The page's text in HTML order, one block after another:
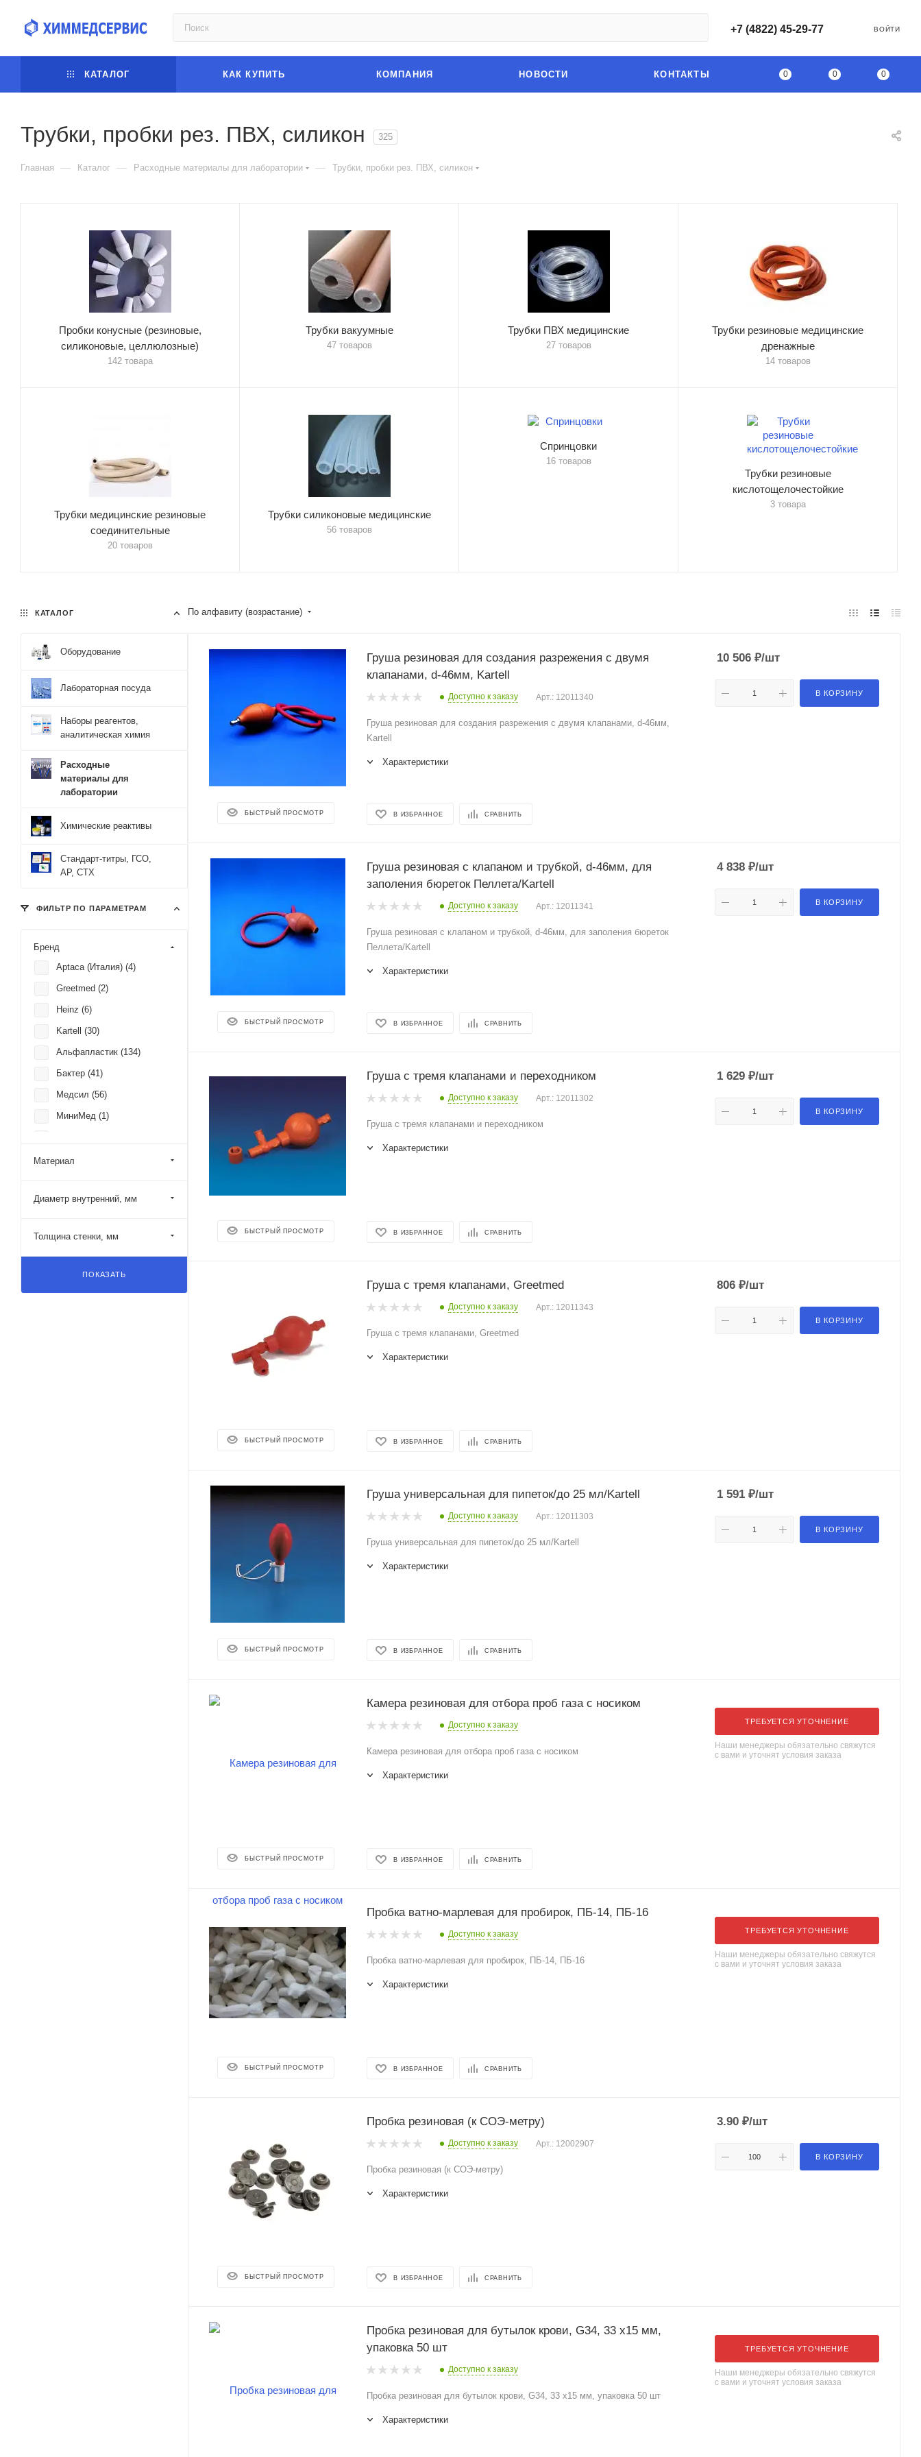
+7 (4822) 45-29-77 ВОЙТИ
0 0 0
КАТАЛОГ КАК КУПИТЬ КОМПАНИЯ НОВОСТИ КОНТАКТЫ
Трубки, пробки рез. ПВХ, силикон 325
Главная — Каталог — Расходные материалы для лаборатории — Трубки, пробки рез. ПВХ, силикон
Пробки конусные (резиновые,
силиконовые, целлюлозные)
142 товара
Трубки вакуумные
47 товаров
Трубки ПВХ медицинские
27 товаров
Трубки резиновые медицинские
дренажные
14 товаров
Трубки медицинские резиновые
соединительные
20 товаров
Трубки силиконовые медицинские
56 товаров
Спринцовки
16 товаров
Трубки резиновые
кислотощелочестойкие
3 товара
По алфавиту (возрастание)
БЫСТРЫЙ ПРОСМОТР
Груша резиновая для создания разрежения с двумя
клапанами, d-46мм, Kartell
Доступно к заказу Арт.: 12011340
Груша резиновая для создания разрежения с двумя клапанами, d-46мм,
Kartell
Характеристики
В ИЗБРАННОЕ СРАВНИТЬ
10 506 ₽/шт
В КОРЗИНУ
БЫСТРЫЙ ПРОСМОТР
Груша резиновая с клапаном и трубкой, d-46мм, для
заполения бюреток Пеллета/Kartell
Доступно к заказу Арт.: 12011341
Груша резиновая с клапаном и трубкой, d-46мм, для заполения бюреток
Пеллета/Kartell
Характеристики
В ИЗБРАННОЕ СРАВНИТЬ
4 838 ₽/шт
В КОРЗИНУ
БЫСТРЫЙ ПРОСМОТР
Груша с тремя клапанами и переходником
Доступно к заказу Арт.: 12011302
Груша с тремя клапанами и переходником
Характеристики
В ИЗБРАННОЕ СРАВНИТЬ
1 629 ₽/шт
В КОРЗИНУ
БЫСТРЫЙ ПРОСМОТР
Груша с тремя клапанами, Greetmed
Доступно к заказу Арт.: 12011343
Груша с тремя клапанами, Greetmed
Характеристики
В ИЗБРАННОЕ СРАВНИТЬ
806 ₽/шт
В КОРЗИНУ
БЫСТРЫЙ ПРОСМОТР
Груша универсальная для пипеток/до 25 мл/Kartell
Доступно к заказу Арт.: 12011303
Груша универсальная для пипеток/до 25 мл/Kartell
Характеристики
В ИЗБРАННОЕ СРАВНИТЬ
1 591 ₽/шт
В КОРЗИНУ
БЫСТРЫЙ ПРОСМОТР
Камера резиновая для отбора проб газа с носиком
Доступно к заказу
Камера резиновая для отбора проб газа с носиком
Характеристики
В ИЗБРАННОЕ СРАВНИТЬ
ТРЕБУЕТСЯ УТОЧНЕНИЕ
Наши менеджеры обязательно свяжутся
с вами и уточнят условия заказа
БЫСТРЫЙ ПРОСМОТР
Пробка ватно-марлевая для пробирок, ПБ-14, ПБ-16
Доступно к заказу
Пробка ватно-марлевая для пробирок, ПБ-14, ПБ-16
Характеристики
В ИЗБРАННОЕ СРАВНИТЬ
ТРЕБУЕТСЯ УТОЧНЕНИЕ
Наши менеджеры обязательно свяжутся
с вами и уточнят условия заказа
БЫСТРЫЙ ПРОСМОТР
Пробка резиновая (к СОЭ-метру)
Доступно к заказу Арт.: 12002907
Пробка резиновая (к СОЭ-метру)
Характеристики
В ИЗБРАННОЕ СРАВНИТЬ
3.90 ₽/шт
В КОРЗИНУ
Пробка резиновая для бутылок крови, G34, 33 x15 мм,
упаковка 50 шт
Доступно к заказу
Пробка резиновая для бутылок крови, G34, 33 x15 мм, упаковка 50 шт
Характеристики
ТРЕБУЕТСЯ УТОЧНЕНИЕ
Наши менеджеры обязательно свяжутся
с вами и уточнят условия заказа
КАТАЛОГ
Оборудование
Лабораторная посуда
Наборы реагентов,
аналитическая химия
Расходные
материалы для
лаборатории
Химические реактивы
Стандарт-титры, ГСО,
АР, СТХ
ФИЛЬТР ПО ПАРАМЕТРАМ
Бренд
Aptaca (Италия) (4)
Greetmed (2)
Heinz (6)
Kartell (30)
Альфапластик (134)
Бактер (41)
Медсил (56)
МиниМед (1)
РТИ Полимер (
Материал
Диаметр внутренний, мм
Толщина стенки, мм
ПОКАЗАТЬ